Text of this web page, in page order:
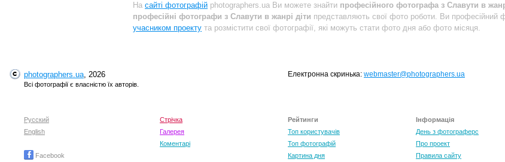
На сайті фотографій photographers.ua Ви можете знайти професійного фотографа з Славути в
професійні фотографи з Славути в жанрі діти представляють свої фото роботи. Ви
учасником проекту та розмістити свої фотографії, які можуть стати фото дня або фото місяця.
photographers.ua, 2026
Всі фотографії є власністю їх авторів.
Електронна скринька: webmaster@photographers.ua
Русский
English
Facebook
Стрічка
Галерея
Коментарі
Рейтинги
Топ користувачів
Топ фотографій
Картина дня
Інформація
День з фотограферс
Про проект
Правила сайту